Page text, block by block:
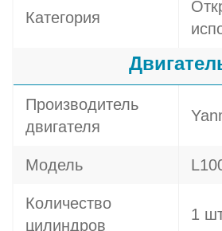
Категория
Производитель
двигателя
Модель
Количество
цилиндров
1